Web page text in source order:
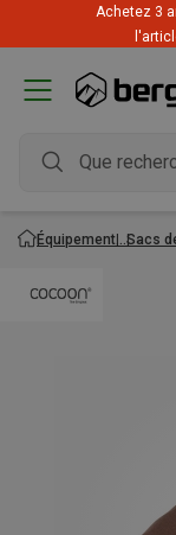
Achetez 3
Équipement Sacs